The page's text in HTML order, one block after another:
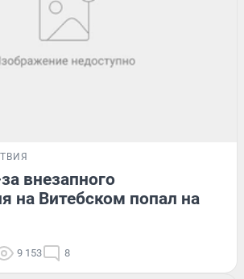
внезапного
на Витебском попал на
9 153 8